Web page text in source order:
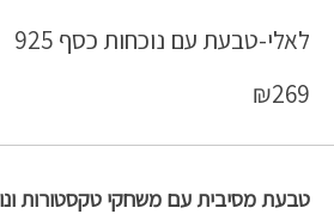
לאלי-טבעת עם נוכחות כסף 925
₪269
טבעת מסיבית עם משחקי טקסטורות